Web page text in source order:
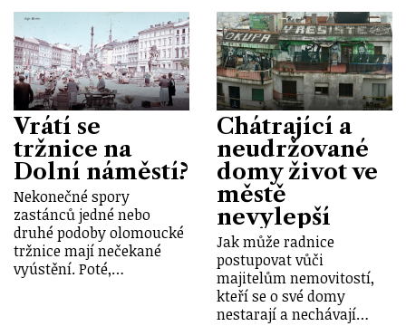
Vrátí se
tržnice na
Dolní náměstí?
Nekonečné spory
zastánců jedné nebo
druhé podoby olomoucké
tržnice mají nečekané
vyústění. Poté,…
Chátrající a
neudržované
domy život ve
městě
nevylepší
Jak může radnice
postupovat vůči
majitelům nemovitostí,
kteří se o své domy
nestarají a nechávají…